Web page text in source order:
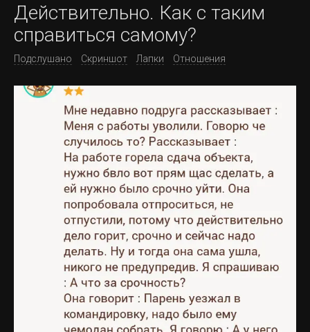
Действительно. Как с таким
справиться самому?
Подслушано Скриншот Лапки Отношения